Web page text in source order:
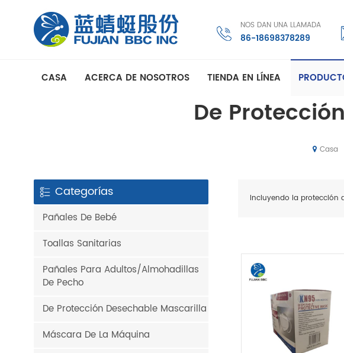
NOS DAN UNA LLAMADA
86-18698378289
CASA ACERCA DE NOSOTROS TIENDA EN LÍNEA
De
Casa
Incluyendo la protección
Categorías
Pañales De Bebé
Toallas Sanitarias
Pañales Para Adultos/Almohadillas
De Pecho
De Protección Desechable Mascarilla
Máscara De La Máquina